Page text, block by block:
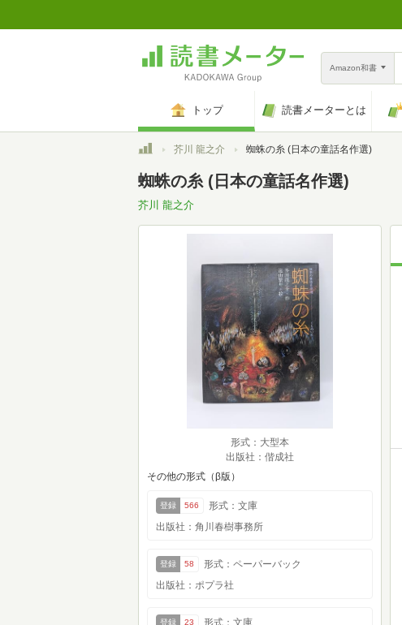
Amazon和書
トップ 読書メーターとは
トップ芥川 龍之介 蜘蛛の糸 (日本の童話名作選)
蜘蛛の糸 (日本の童話名作選)
芥川 龍之介
形式：大型本
出版社：偕成社
その他の形式（β版）
登録 566
形式：文庫
出版社：角川春樹事務所
登録 58
形式：ペーパーバック
出版社：ポプラ社
登録 23
形式：文庫